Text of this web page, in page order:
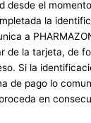
desde el
la
a
de la tarjeta, de
Si la
de pago lo
en